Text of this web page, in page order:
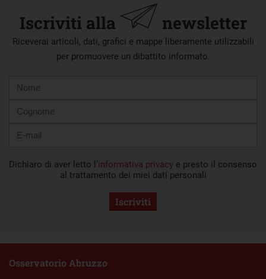
Iscriviti alla newsletter
Riceverai articoli, dati, grafici e mappe liberamente utilizzabili
per promuovere un dibattito informato.
mail
Dichiaro di aver letto l’informativa privacy e presto il consenso
al trattamento dei miei dati personali
Iscriviti
Osservatorio Abruzzo